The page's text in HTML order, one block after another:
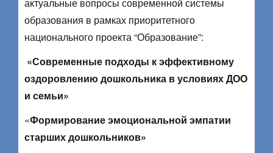
образования в рамках приоритетного
национального проекта “Образование”:
«Современные подходы к эффективному
оздоровлению дошкольника в условиях ДОО
и семьи»
«Формирование эмоциональной эмпатии
старших дошкольников»